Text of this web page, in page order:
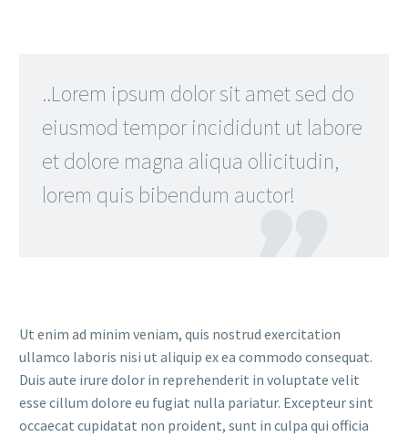
..Lorem ipsum dolor sit amet sed do
eiusmod tempor incididunt ut labore
et dolore magna aliqua ollicitudin,
lorem quis bibendum auctor!
Ut enim ad minim veniam, quis nostrud exercitation
ullamco laboris nisi ut aliquip ex ea commodo consequat.
Duis aute irure dolor in reprehenderit in voluptate velit
esse cillum dolore eu fugiat nulla pariatur. Excepteur sint
occaecat cupidatat non proident, sunt in culpa qui officia